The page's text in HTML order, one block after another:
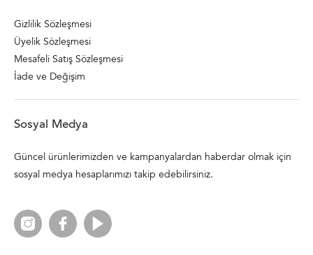
Gizlilik Sözleşmesi
Üyelik Sözleşmesi
Mesafeli Satış Sözleşmesi
İade ve Değişim
Sosyal Medya
Güncel ürünlerimizden ve kampanyalardan haberdar olmak için
sosyal medya hesaplarımızı takip edebilirsiniz.